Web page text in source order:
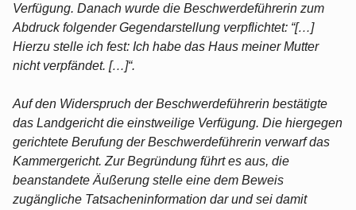
Verfügung. Danach wurde die Beschwerdeführerin zum
Abdruck folgender Gegendarstellung verpflichtet: “[…]
Hierzu stelle ich fest: Ich habe das Haus meiner Mutter
nicht verpfändet. […]“.
Auf den Widerspruch der Beschwerdeführerin bestätigte
das Landgericht die einstweilige Verfügung. Die hiergegen
gerichtete Berufung der Beschwerdeführerin verwarf das
Kammergericht. Zur Begründung führt es aus, die
beanstandete Äußerung stelle eine dem Beweis
zugängliche Tatsacheninformation dar und sei damit